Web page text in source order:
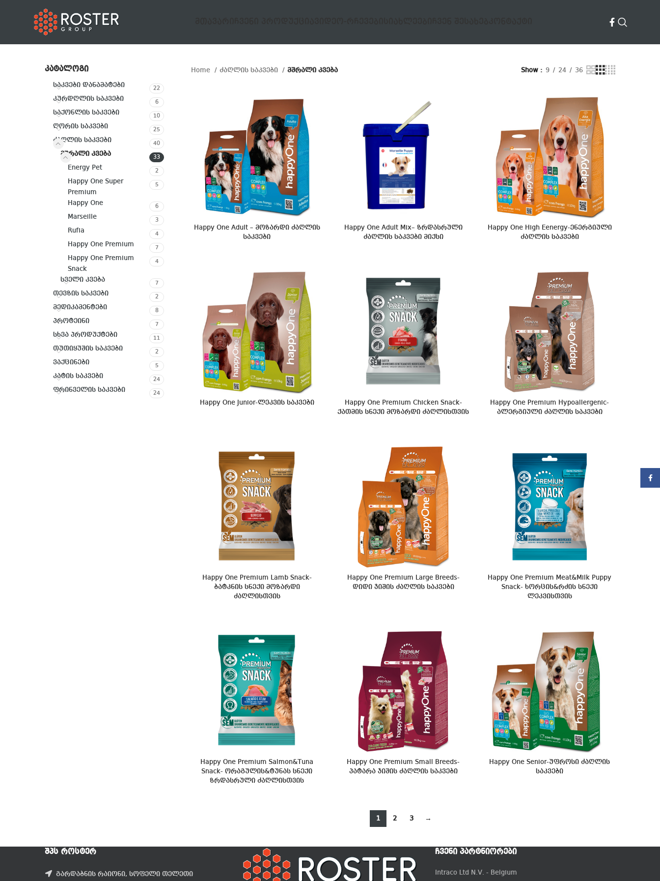
ᲙᲐᲢᲐᲚᲝᲒᲘ
საკვები დანამატები 22
კურდღლის საკვები 6
საქონლის საკვები 10
ღორის საკვები 25
ძაღლის საკვები 40
მშრალი კვება 33
Energy Pet 2
Happy One Super
Premium
5
Happy One 6
Marseille 3
Rufia 4
Happy One Premium 7
Happy One Premium
Snack
4
სველი კვება 7
თევზის საკვები 2
მედიკამენტები 8
პროტეინი 7
სხვა პროდუქტები 11
თუთიყუშის საკვები 2
ვაქცინები 5
კატის საკვები 24
ფრინველის საკვები 24
Home ძაღლის საკვები მშრალი კვება Show 9 24 36
Happy One Adult – მოზარდი ძაღლის
საკვები
Happy One Adult Mix– ზრდასრული
ძაღლის საკვები მიქსი
Happy One High Eenergy-ენერგიული
ძაღლის საკვები
Happy One Junior-ლეკვის საკვები
Happy One Premium Chicken Snack-
ქათმის სნექი მოზარდი ძაღლისთვის
Happy One Premium Hypoallergenic-
ალერგიული ძაღლის საკვები
Happy One Premium Lamb Snack-
ბატკნის სნექი მოზარდი
ძაღლისთვის
Happy One Premium Large Breeds-
დიდი ჯიშის ძაღლის საკვები
Happy One Premium Meat&Milk Puppy
Snack- ხორცის&რძის სნექი
ლეკვისთვის
Happy One Premium Salmon&Tuna
Snack- ორაგულის&ტუნას სნექი
ზრდასრული ძაღლისთვის
Happy One Premium Small Breeds-
პატარა ჯიშის ძაღლის საკვები
Happy One Senior-უფროსი ძაღლის
საკვები
1 2 3 →
ᲨᲞᲡ ᲠᲝᲡᲢᲔᲠ
გარდაბნის რაიონი, სოფელი თელეთი
ᲩᲕᲔᲜᲘ ᲞᲐᲠᲢᲜᲘᲝᲠᲔᲑᲘ
Intraco Ltd N.V. - Belgium